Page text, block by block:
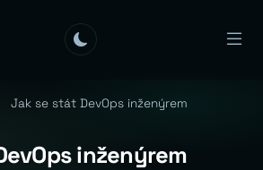
Jak se stát DevOps inženýrem
inženýrem